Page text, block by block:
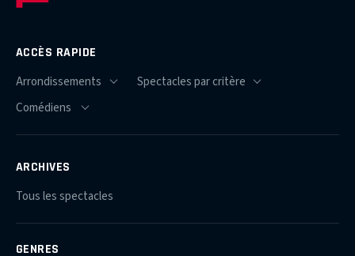
ACCÈS RAPIDE
ARCHIVES
Tous les spectacles
GENRES